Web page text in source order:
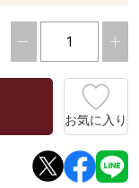
お気に入り